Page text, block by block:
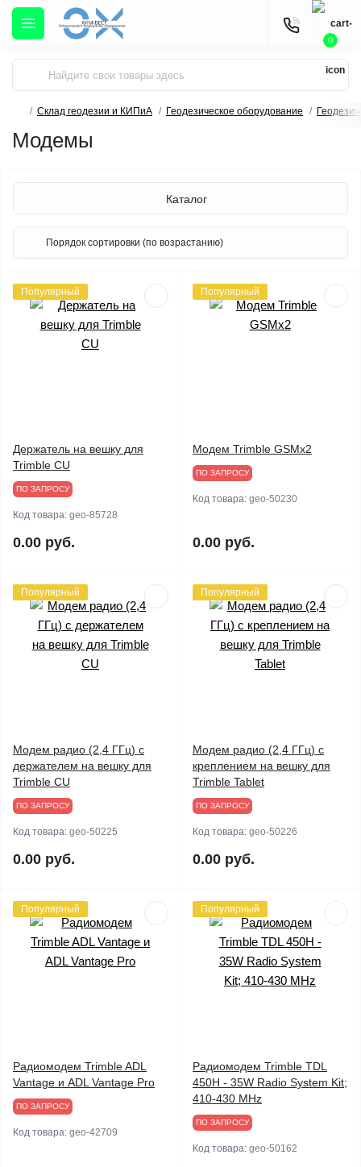
0
Склад геодезии и КИПиА Геодезическое оборудование
Модемы
Каталог
Популярный
Держатель на вешку для
Trimble CU
ПО ЗАПРОСУ
Код товара: geo-85728
0.00 руб.
Популярный
Модем Trimble GSMx2
ПО ЗАПРОСУ
Код товара: geo-50230
0.00 руб.
Популярный
Модем радио (2,4 ГГц) с
держателем на вешку для
Trimble CU
ПО ЗАПРОСУ
Код товара: geo-50225
0.00 руб.
Популярный
Модем радио (2,4 ГГц) с
креплением на вешку для
Trimble Tablet
ПО ЗАПРОСУ
Код товара: geo-50226
0.00 руб.
Популярный
Радиомодем Trimble ADL
Vantage и ADL Vantage Pro
ПО ЗАПРОСУ
Код товара: geo-42709
Популярный
Радиомодем Trimble TDL
450H - 35W Radio System Kit;
410-430 MHz
ПО ЗАПРОСУ
Код товара: geo-50162